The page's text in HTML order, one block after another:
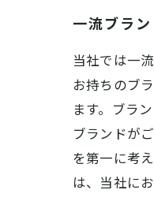
一流ブラ
当社では一
お持ちのブ
ます。ブラ
ブランドが
を第一に考
は、当社に